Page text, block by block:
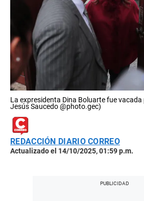
La expresidenta Dina Boluarte fue
Jesús Saucedo @photo.gec)
REDACCIÓN DIARIO CORREO
Actualizado el 14/10/2025, 01:59 p.m.